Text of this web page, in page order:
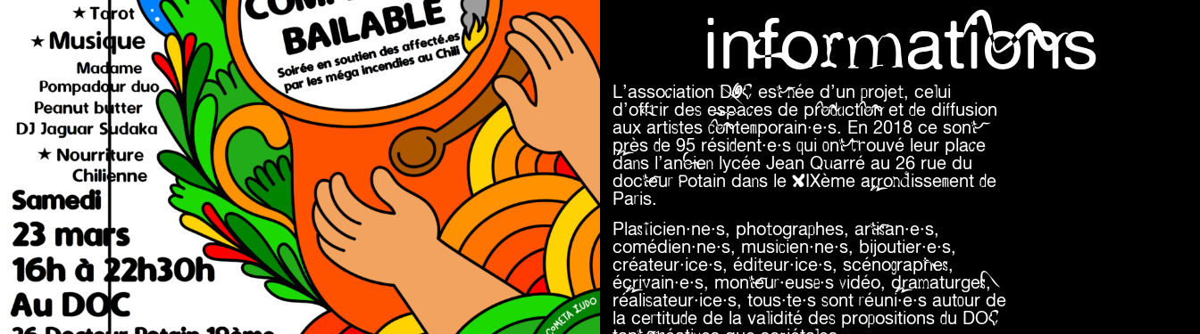
informations
L’association DOC est née d’un projet, celui
d’offrir des espaces de production et de diffusion
aux artistes contemporain·e·s. En 2018 ce sont
près de 95 résident·e·s qui ont trouvé leur place
dans l’ancien lycée Jean Quarré au 26 rue du
docteur Potain dans le XIXème arrondissement de
Paris.
Plasticien·ne·s, photographes, artisan·e·s,
comédien·ne·s, musicien·ne·s, bijoutier·e·s,
créateur·ice·s, éditeur·ice·s, scénographes,
écrivain·e·s, monteur·euse·s vidéo, dramaturges,
réalisateur·ice·s, tous·te·s sont réuni·e·s autour de
la certitude de la validité des propositions du DOC